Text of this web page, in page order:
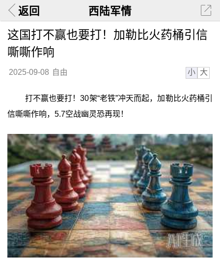
返回 西陆军情
这国打不赢也要打！加勒比火药桶引信
嘶嘶作响
2025-09-08 自由 小 大
打不赢也要打！30架“老铁”冲天而起，加勒比火药桶引
信嘶嘶作响，5.7空战幽灵恐再现！